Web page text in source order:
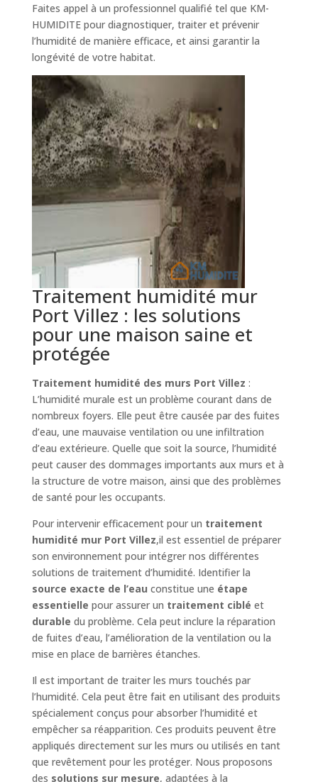
Faites appel à un professionnel qualifié tel que KM-
HUMIDITE pour diagnostiquer, traiter et prévenir
l’humidité de manière efficace, et ainsi garantir la
longévité de votre habitat.
Traitement humidité mur
Port Villez : les solutions
pour une maison saine et
protégée
Traitement humidité des murs Port Villez :
L’humidité murale est un problème courant dans de
nombreux foyers. Elle peut être causée par des fuites
d’eau, une mauvaise ventilation ou une infiltration
d’eau extérieure. Quelle que soit la source, l’humidité
peut causer des dommages importants aux murs et à
la structure de votre maison, ainsi que des problèmes
de santé pour les occupants.
Pour intervenir efficacement pour un traitement
humidité mur Port Villez,il est essentiel de préparer
son environnement pour intégrer nos différentes
solutions de traitement d’humidité. Identifier la
source exacte de l’eau constitue une étape
essentielle pour assurer un traitement ciblé et
durable du problème. Cela peut inclure la réparation
de fuites d’eau, l’amélioration de la ventilation ou la
mise en place de barrières étanches.
Il est important de traiter les murs touchés par
l’humidité. Cela peut être fait en utilisant des produits
spécialement conçus pour absorber l’humidité et
empêcher sa réapparition. Ces produits peuvent être
appliqués directement sur les murs ou utilisés en tant
que revêtement pour les protéger. Nous proposons
des solutions sur mesure, adaptées à la